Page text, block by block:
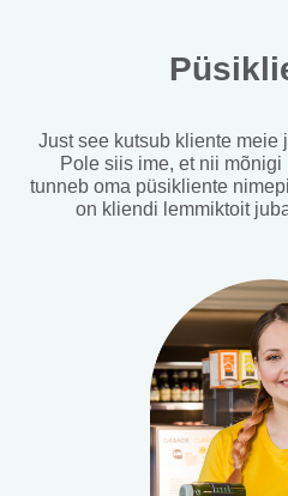
Just see kutsub kliente meie
Pole siis ime, et nii
tunneb oma püsikliente
on kliendi lemmiktoit